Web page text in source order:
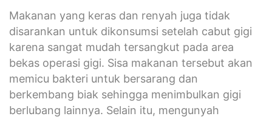
Makanan yang keras dan renyah juga tidak
disarankan untuk dikonsumsi setelah cabut gigi
karena sangat mudah tersangkut pada area
bekas operasi gigi. Sisa makanan tersebut akan
memicu bakteri untuk bersarang dan
berkembang biak sehingga menimbulkan gigi
berlubang lainnya. Selain itu, mengunyah